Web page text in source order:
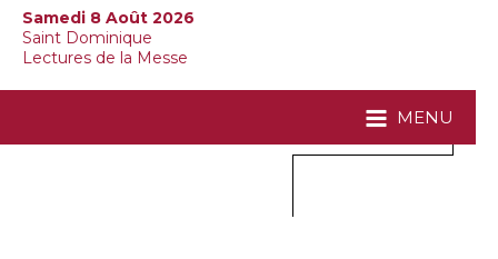
Samedi 8 Août 2026
Saint Dominique
Lectures de la Messe
MENU